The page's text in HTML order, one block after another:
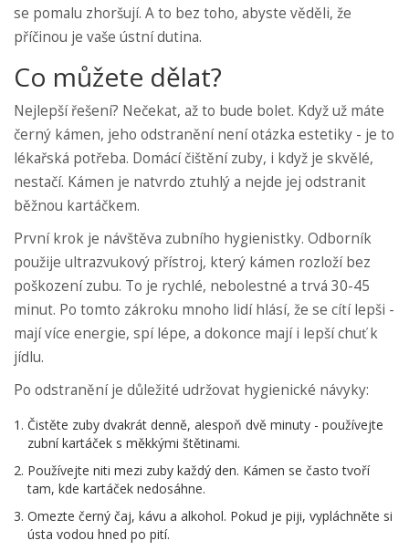
se pomalu zhoršují. A to bez toho, abyste věděli, že
příčinou je vaše ústní dutina.
Co můžete dělat?
Nejlepší řešení? Nečekat, až to bude bolet. Když už máte
černý kámen, jeho odstranění není otázka estetiky - je to
lékařská potřeba. Domácí čištění zuby, i když je skvělé,
nestačí. Kámen je natvrdo ztuhlý a nejde jej odstranit
běžnou kartáčkem.
První krok je návštěva zubního hygienistky. Odborník
použije ultrazvukový přístroj, který kámen rozloží bez
poškození zubu. To je rychlé, nebolestné a trvá 30-45
minut. Po tomto zákroku mnoho lidí hlásí, že se cítí lepši -
mají více energie, spí lépe, a dokonce mají i lepší chuť k
jídlu.
Po odstranění je důležité udržovat hygienické návyky:
Čistěte zuby dvakrát denně, alespoň dvě minuty - používejte
zubní kartáček s měkkými štětinami.
Používejte niti mezi zuby každý den. Kámen se často tvoří
tam, kde kartáček nedosáhne.
Omezte černý čaj, kávu a alkohol. Pokud je piji, vypláchněte si
ústa vodou hned po pití.